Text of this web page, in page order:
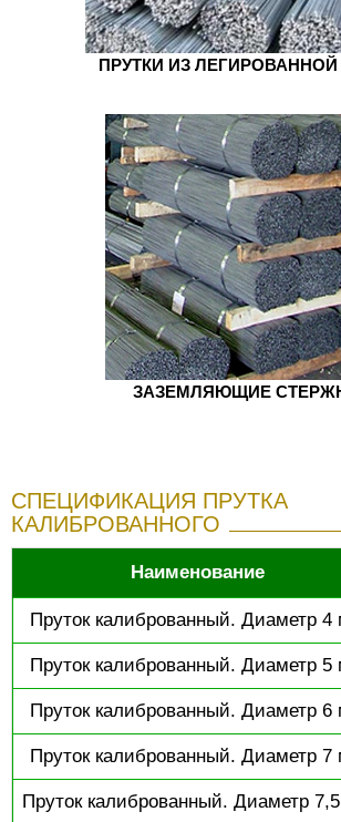
ПРУТКИ ИЗ ЛЕГИРОВАННОЙ
ЗАЗЕМЛЯЮЩИЕ
СПЕЦИФИКАЦИЯ ПРУТКА
КАЛИБРОВАННОГО
Наименование
Пруток калиброванный. Диаметр 4
Пруток калиброванный. Диаметр 5
Пруток калиброванный. Диаметр 6
Пруток калиброванный. Диаметр 7
Пруток калиброванный. Диаметр